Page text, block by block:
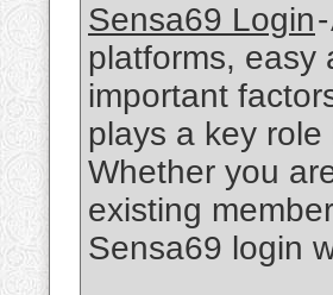
Sensa69 Login
platforms, easy
important
plays a key
Whether you
existing
Sensa69 login